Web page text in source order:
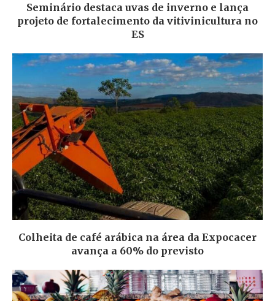
Seminário destaca uvas de inverno e lança
projeto de fortalecimento da vitivinicultura no
ES
Colheita de café arábica na área da Expocacer
avança a 60% do previsto